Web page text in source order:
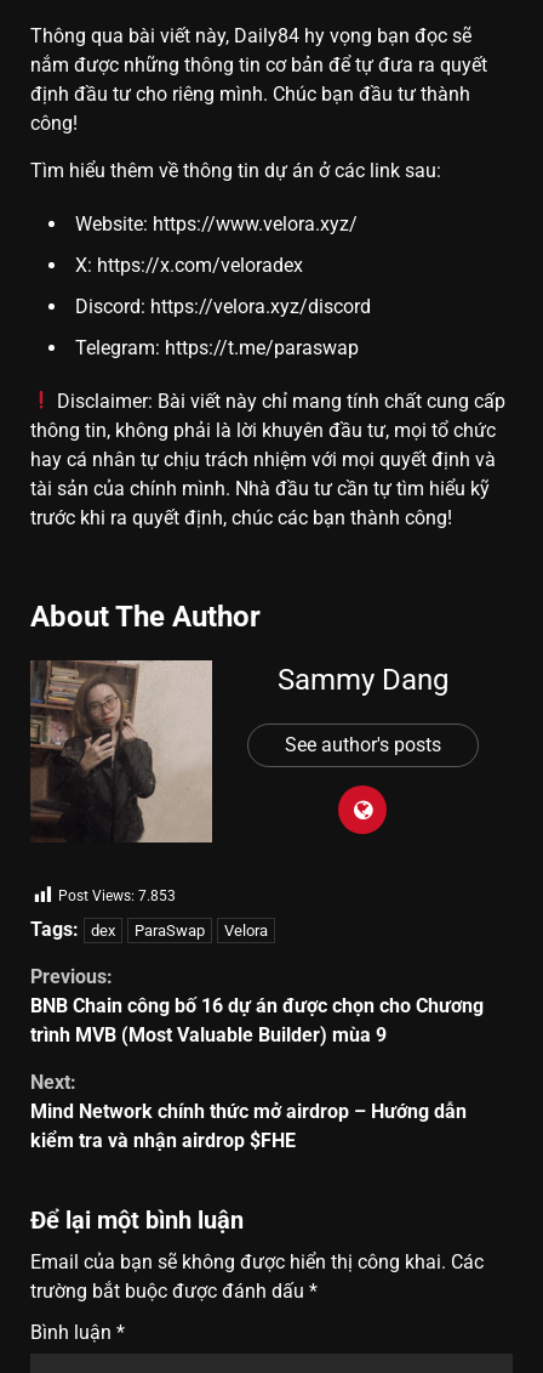
Thông qua bài viết này, Daily84 hy vọng bạn đọc sẽ
nắm được những thông tin cơ bản để tự đưa ra quyết
định đầu tư cho riêng mình. Chúc bạn đầu tư thành
công!
Tìm hiểu thêm về thông tin dự án ở các link sau:
Website: https://www.velora.xyz/
X: https://x.com/veloradex
Discord: https://velora.xyz/discord
Telegram: https://t.me/paraswap
Disclaimer: Bài viết này chỉ mang tính chất cung cấp
thông tin, không phải là lời khuyên đầu tư, mọi tổ chức
hay cá nhân tự chịu trách nhiệm với mọi quyết định và
tài sản của chính mình. Nhà đầu tư cần tự tìm hiểu kỹ
trước khi ra quyết định, chúc các bạn thành công!
About The Author
Sammy Dang
See author's posts
Post Views: 7.853
Tags: dex ParaSwap Velora
Previous:
BNB Chain công bố 16 dự án được chọn cho Chương
trình MVB (Most Valuable Builder) mùa 9
Next:
Mind Network chính thức mở airdrop – Hướng dẫn
kiểm tra và nhận airdrop $FHE
Để lại một bình luận
Email của bạn sẽ không được hiển thị công khai. Các
trường bắt buộc được đánh dấu *
Bình luận *